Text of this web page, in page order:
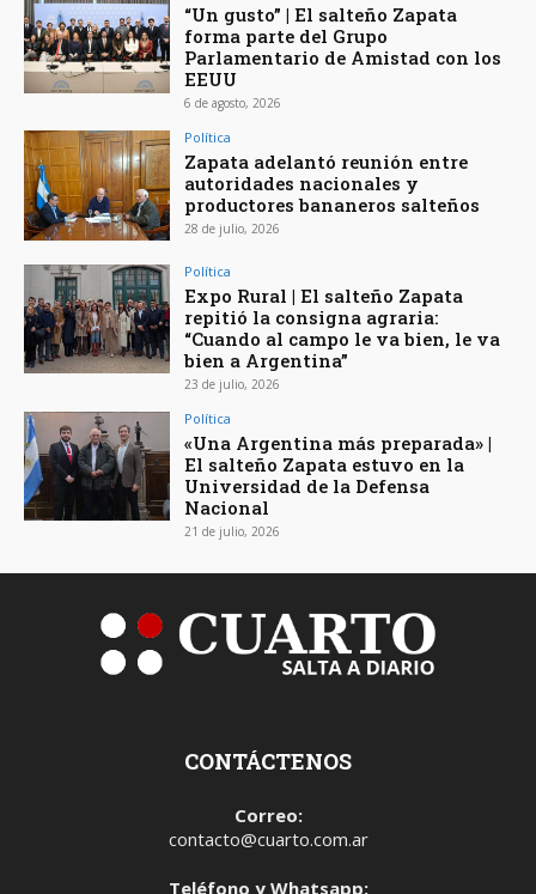
“Un gusto” | El salteño Zapata
forma parte del Grupo
Parlamentario de Amistad con los
EEUU
6 de agosto, 2026
Política
Zapata adelantó reunión entre
autoridades nacionales y
productores bananeros salteños
28 de julio, 2026
Política
Expo Rural | El salteño Zapata
repitió la consigna agraria:
“Cuando al campo le va bien, le va
bien a Argentina”
23 de julio, 2026
Política
«Una Argentina más preparada» |
El salteño Zapata estuvo en la
Universidad de la Defensa
Nacional
21 de julio, 2026
CONTÁCTENOS
Correo:
contacto@cuarto.com.ar
Teléfono y Whatsapp: